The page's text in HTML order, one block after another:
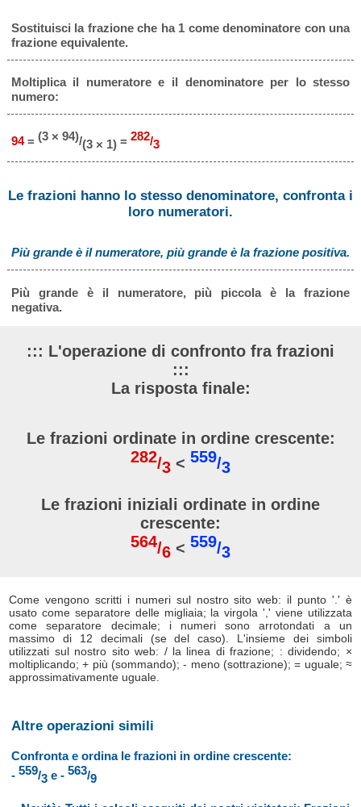
Sostituisci la frazione che ha 1 come denominatore con una
frazione equivalente.
Moltiplica il numeratore e il denominatore per lo stesso
numero:
94= (3 × 94)/(3 × 1)= 282/3
Le frazioni hanno lo stesso denominatore, confronta i
loro numeratori.
Più grande è il numeratore, più grande è la frazione positiva.
Più grande è il numeratore, più piccola è la frazione
negativa.
::: L'operazione di confronto fra frazioni
:::
La risposta finale:
Le frazioni ordinate in ordine crescente:
282/3 < 559/3
Le frazioni iniziali ordinate in ordine
crescente:
564/6 < 559/3
Come vengono scritti i numeri sul nostro sito web: il punto '.' è
usato come separatore delle migliaia; la virgola ',' viene utilizzata
come separatore decimale; i numeri sono arrotondati a un
massimo di 12 decimali (se del caso). L'insieme dei simboli
utilizzati sul nostro sito web: / la linea di frazione; : dividendo; ×
moltiplicando; + più (sommando); - meno (sottrazione); = uguale; ≈
approssimativamente uguale.
Altre operazioni simili
Confronta e ordina le frazioni in ordine crescente:
- 559/3e - 563/9